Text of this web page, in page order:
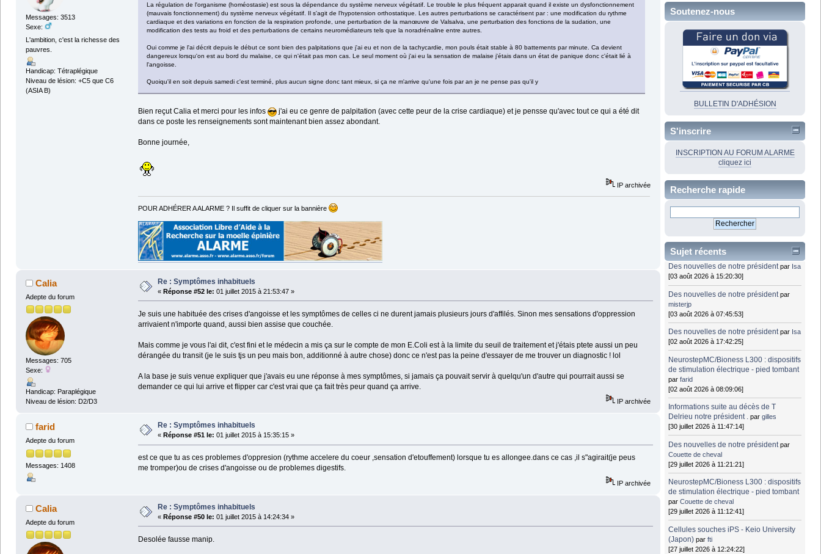
Messages: 3513
Sexe:
L'ambition, c'est la richesse des
pauvres.
Handicap: Tétraplégique
Niveau de lésion: +C5 que C6
(ASIA B)
La régulation de l'organisme (homéostasie) est sous la dépendance du système nerveux végétatif. Le trouble le plus fréquent apparait quand il existe un dysfonctionnement
(mauvais fonctionnement) du système nerveux végétatif. Il s'agit de l'hypotension orthostatique. Les autres perturbations se caractérisent par : une modification du rythme
cardiaque et des variations en fonction de la respiration profonde, une perturbation de la manœuvre de Valsalva, une perturbation des fonctions de la sudation, une
modification des tests au froid et des perturbations de certains neuromédiateurs tels que la noradrénaline entre autres.
Oui comme je l'ai décrit depuis le début ce sont bien des palpitations que j'ai eu et non de la tachycardie, mon pouls était stable à 80 battements par minute. Ca devient
dangereux lorsqu'on est au bord du malaise, ce qui n'était pas mon cas. Le seul moment où j'ai eu la sensation de malaise j'étais dans un état de panique donc c'était lié à
l'angoisse.
Quoiqu'il en soit depuis samedi c'est terminé, plus aucun signe donc tant mieux, si ça ne m'arrive qu'une fois par an je ne pense pas qu'il y
Bien reçut Calia et merci pour les infos
j'ai eu ce genre de palpitation (avec cette peur de la crise cardiaque) et je pensse qu'avec tout ce qui a été dit
dans ce poste les renseignements sont maintenant bien assez abondant.
Bonne journée,
IP archivée
POUR ADHÉRER A ALARME ? Il suffit de cliquer sur la bannière
Calia
Adepte du forum
Messages: 705
Sexe:
Handicap: Paraplégique
Niveau de lésion: D2/D3
Re : Symptômes inhabituels
« Réponse #52 le: 01 juillet 2015 à 21:53:47 »
Je suis une habituée des crises d'angoisse et les symptômes de celles ci ne durent jamais plusieurs jours d'affilés. Sinon mes sensations d'oppression
arrivaient n'importe quand, aussi bien assise que couchée.
Mais comme je vous l'ai dit, c'est fini et le médecin a mis ça sur le compte de mon E.Coli est à la limite du seuil de traitement et j'étais ptete aussi un peu
dérangée du transit (je le suis tjs un peu mais bon, additionné à autre chose) donc ce n'est pas la peine d'essayer de me trouver un diagnostic ! lol
A la base je suis venue expliquer que j'avais eu une réponse à mes symptômes, si jamais ça pouvait servir à quelqu'un d'autre qui pourrait aussi se
demander ce qui lui arrive et flipper car c'est vrai que ça fait très peur quand ça arrive.
IP archivée
farid
Adepte du forum
Messages: 1408
Re : Symptômes inhabituels
« Réponse #51 le: 01 juillet 2015 à 15:35:15 »
est ce que tu as ces problemes d'oppresion (rythme accelere du coeur ,sensation d'etouffement) lorsque tu es allongee.dans ce cas ,il s"agirait(je peus
me tromper)ou de crises d'angoisse ou de problemes digestifs.
IP archivée
Calia
Adepte du forum
Re : Symptômes inhabituels
« Réponse #50 le: 01 juillet 2015 à 14:24:34 »
Desolée fausse manip.
Soutenez-nous
BULLETIN D'ADHÉSION
S'inscrire
INSCRIPTION AU FORUM ALARME
cliquez ici
Recherche rapide
Sujet récents
Des nouvelles de notre président par Isa
[03 août 2026 à 15:20:30]
Des nouvelles de notre président par
misterjp
[03 août 2026 à 07:45:53]
Des nouvelles de notre président par Isa
[02 août 2026 à 17:42:25]
NeurostepMC/Bioness L300 : dispositifs
de stimulation électrique - pied tombant
parfarid
[02 août 2026 à 08:09:06]
Informations suite au décès de T
Delrieu notre président . pargilles
[30 juillet 2026 à 11:47:14]
Des nouvelles de notre président par
Couette de cheval
[29 juillet 2026 à 11:21:21]
NeurostepMC/Bioness L300 : dispositifs
de stimulation électrique - pied tombant
parCouette de cheval
[29 juillet 2026 à 11:12:41]
Cellules souches iPS - Keio University
(Japon) parfti
[27 juillet 2026 à 12:24:22]